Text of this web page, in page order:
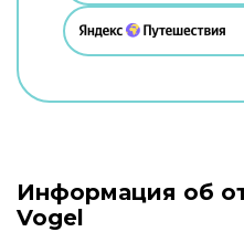
Информация об
Vogel